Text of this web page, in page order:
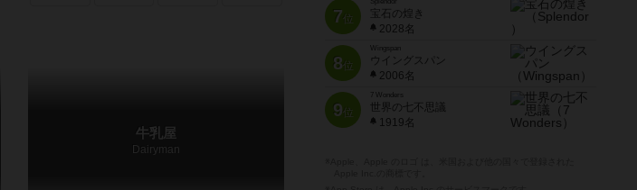
牛乳屋
Dairyman
7位
宝石の煌き
2028名
8位
Wingspan
ウイングスパン
2006名
9位
7 Wonders
世界の七不思議
1919名